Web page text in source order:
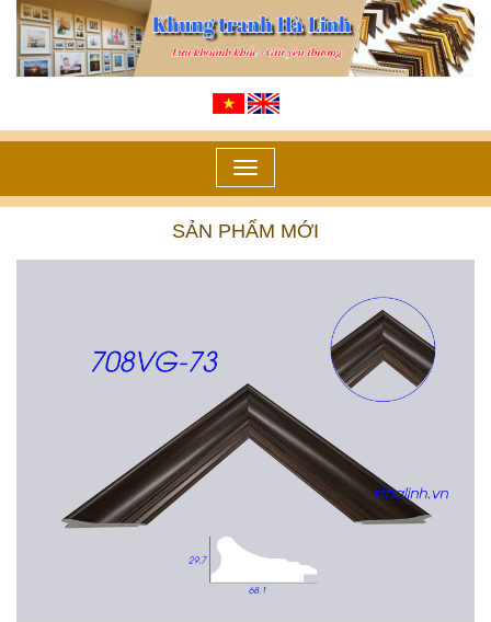
Toggle
navigation
SẢN PHẨM MỚI